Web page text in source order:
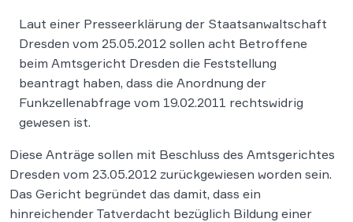
Laut einer Presseerklärung der Staatsanwaltschaft
Dresden vom 25.05.2012 sollen acht Betroffene
beim Amtsgericht Dresden die Feststellung
beantragt haben, dass die Anordnung der
Funkzellenabfrage vom 19.02.2011 rechtswidrig
gewesen ist.
Diese Anträge sollen mit Beschluss des Amtsgerichtes
Dresden vom 23.05.2012 zurückgewiesen worden sein.
Das Gericht begründet das damit, dass ein
hinreichender Tatverdacht bezüglich Bildung einer